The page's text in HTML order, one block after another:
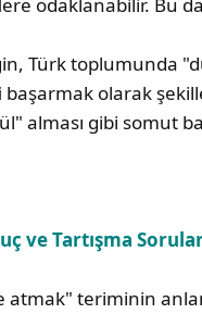
Türk toplumunda
olarak
alması gibi somut
ve Tartışma
atmak" teriminin